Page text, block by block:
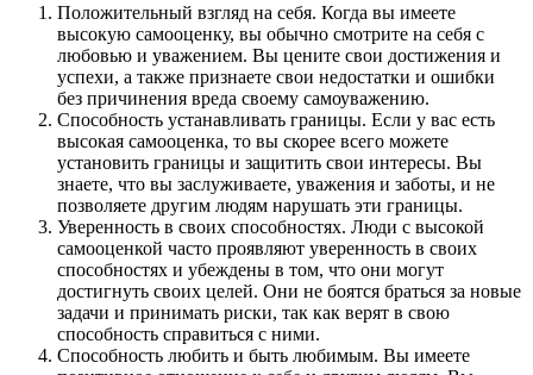
Положительный взгляд на себя. Когда вы имеете
высокую самооценку, вы обычно смотрите на себя с
любовью и уважением. Вы цените свои достижения и
успехи, а также признаете свои недостатки и ошибки
без причинения вреда своему самоуважению.
Способность устанавливать границы. Если у вас есть
высокая самооценка, то вы скорее всего можете
установить границы и защитить свои интересы. Вы
знаете, что вы заслуживаете, уважения и заботы, и не
позволяете другим людям нарушать эти границы.
Уверенность в своих способностях. Люди с высокой
самооценкой часто проявляют уверенность в своих
способностях и убеждены в том, что они могут
достигнуть своих целей. Они не боятся браться за новые
задачи и принимать риски, так как верят в свою
способность справиться с ними.
Способность любить и быть любимым. Вы имеете